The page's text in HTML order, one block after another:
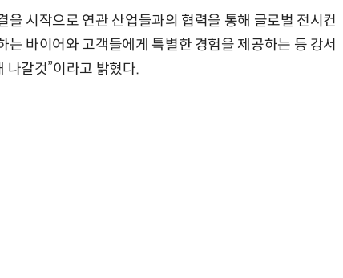
시작으로 연관 산업들과의 협력을 통해 글로벌 전시컨
바이어와 고객들에게 특별한 경험을 제공하는 등 강서
나갈것”이라고 밝혔다.